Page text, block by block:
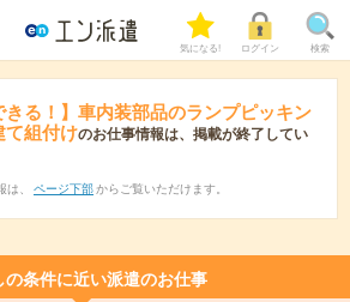
気になる! ログイン 検索
きる！】車内装部品のランプピッキン
て組付けのお仕事情報は、掲載が終了してい
、 ページ下部 からご覧いただけます。
の条件に近い派遣のお仕事